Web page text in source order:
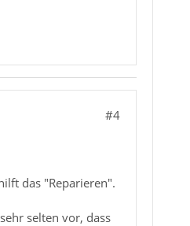
#4
das "Reparieren".
selten vor, dass